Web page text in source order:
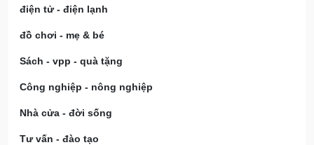
điện tử - điện lạnh
đồ chơi - mẹ & bé
Sách - vpp - quà tặng
Công nghiệp - nông nghiệp
Nhà cửa - đời sống
Tư vấn - đào tạo